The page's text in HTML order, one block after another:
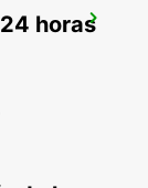
horas